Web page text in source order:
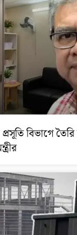
বিভাগে তৈরি